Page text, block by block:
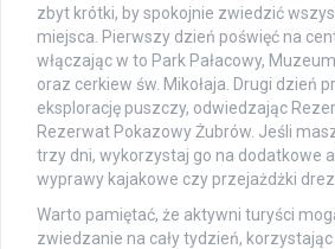
zbyt krótki, by spokojnie zwiedzić
miejsca. Pierwszy dzień poświęć na
włączając w to Park Pałacowy,
oraz cerkiew św. Mikołaja. Drugi dzień
eksplorację puszczy, odwiedzając
Rezerwat Pokazowy Żubrów. Jeśli
trzy dni, wykorzystaj go na dodatkowe
wyprawy kajakowe czy przejażdżki
Warto pamiętać, że aktywni turyści
zwiedzanie na cały tydzień,